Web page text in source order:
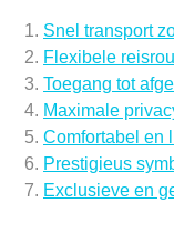
Snel transport
Flexibele
Toegang tot
Maximale
Comfortabel en
Prestigieus
Exclusieve en